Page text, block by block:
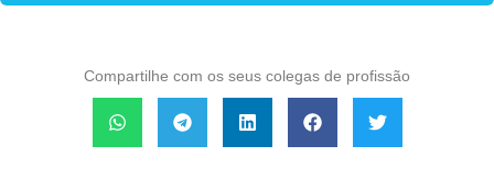
Compartilhe com os seus colegas de profissão